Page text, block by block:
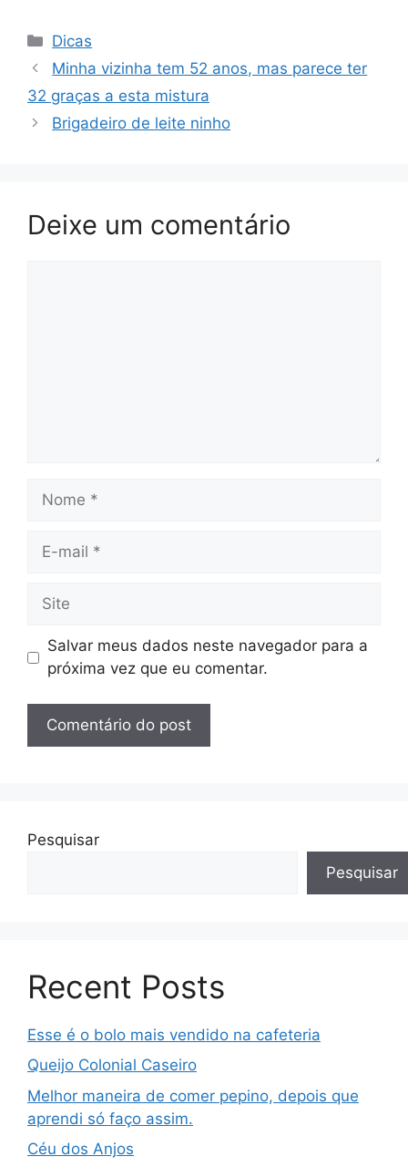
Categorias
Dicas
Minha vizinha tem 52 anos, mas parece ter
32 graças a esta mistura
Brigadeiro de leite ninho
Deixe um comentário
Nome
Site
Salvar meus dados neste navegador para a
próxima vez que eu comentar.
Pesquisar
Pesquisar
Recent Posts
Esse é o bolo mais vendido na cafeteria
Queijo Colonial Caseiro
Melhor maneira de comer pepino, depois que
aprendi só faço assim.
Céu dos Anjos